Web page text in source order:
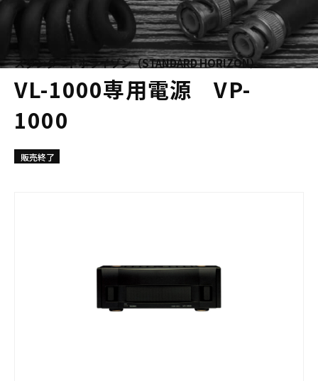
スタンダードホライゾン（STANDARD HORIZON）
VL-1000専用電源 VP-
1000
販売終了